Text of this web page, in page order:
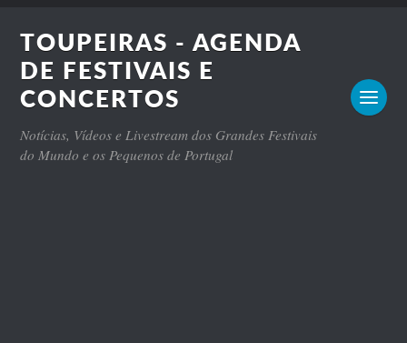
TOUPEIRAS - AGENDA
DE FESTIVAIS E
CONCERTOS
Notícias, Vídeos e Livestream dos Grandes Festivais
do Mundo e os Pequenos de Portugal